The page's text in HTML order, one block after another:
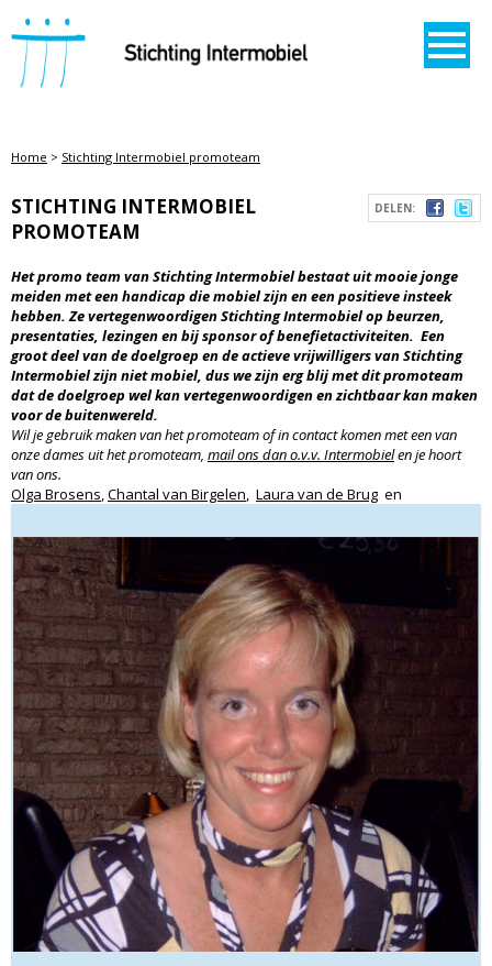
STICHTING INTERMOBIEL
Home > Stichting Intermobiel promoteam
DELEN:
STICHTING INTERMOBIEL
PROMOTEAM
Het promo team van Stichting Intermobiel bestaat uit mooie jonge
meiden met een handicap die mobiel zijn en een positieve insteek
hebben. Ze vertegenwoordigen Stichting Intermobiel op beurzen,
presentaties, lezingen en bij sponsor of benefietactiviteiten. Een
groot deel van de doelgroep en de actieve vrijwilligers van Stichting
Intermobiel zijn niet mobiel, dus we zijn erg blij met dit promoteam
dat de doelgroep wel kan vertegenwoordigen en zichtbaar kan maken
voor de buitenwereld.
Wil je gebruik maken van het promoteam of in contact komen met een van
onze dames uit het promoteam, mail ons dan o.v.v. Intermobielen je hoort
van ons.
Olga Brosens,Chantal van Birgelen, Laura van de Brug en